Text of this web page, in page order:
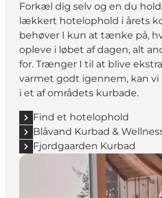
Forkæl dig selv og en du
lækkert hotelophold i årets
behøver I kun at tænke på,
opleve i løbet af dagen, alt
for. Trænger I til at blive
varmet godt igennem, kan vi
i et af områdets kurbade.
Find et hotelophold
Blåvand Kurbad &
Fjordgaarden Kurbad